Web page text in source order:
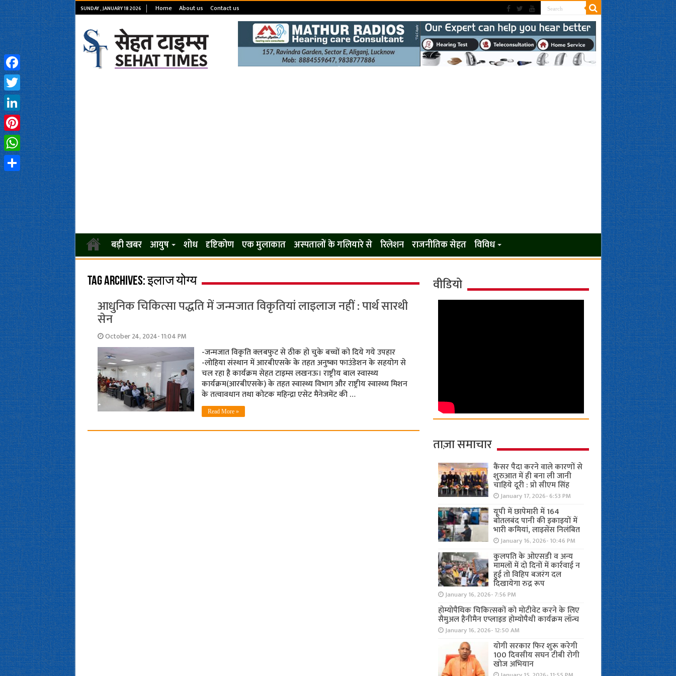
SUNDAY , JANUARY 18 2026 Home About us Contact us
बड़ी खबर आयुष शोध दृष्टिकोण एक मुलाकात अस्पतालों के गलियारे से रिलेशन राजनीतिक सेहत विविध
Tag Archives:इलाज योग्य
आधुनिक चिकित्सा पद्धति में जन्मजात विकृतियां लाइलाज नहीं : पार्थ सारथी
सेन
October 24, 2024- 11:04 PM
-जन्मजात विकृति क्लबफुट से ठीक हो चुके बच्चों को दिये गये उपहार
-लोहिया संस्थान में आरबीएसके के तहत अनुष्का फाउंडेशन के सहयोग से
चल रहा है कार्यक्रम सेहत टाइम्स लखनऊ। राष्ट्रीय बाल स्वास्थ्य
कार्यक्रम(आरबीएसके) के तहत स्वास्थ्य विभाग और राष्ट्रीय स्वास्थ्य मिशन
के तत्वावधान तथा कोटक महिन्द्रा एसेट मैनेजमेंट की …
Read More »
वीडियो
ताज़ा समाचार
कैंसर पैदा करने वाले कारणों से
शुरुआत में ही बना ली जानी
चाहिये दूरी : प्रो सीएम सिंह
January 17, 2026- 6:53 PM
यूपी में छापेमारी में 164
बोतलबंद पानी की इकाइयों में
भारी कमियां, लाइसेंस निलंबित
January 16, 2026- 10:46 PM
कुलपति के ओएसडी व अन्य
मामलों में दो दिनों में कार्रवाई न
हुई तो विहिप बजरंग दल
दिखायेगा रुद्र रूप
January 16, 2026- 7:56 PM
होम्योपैथिक चिकित्सकों को मोटीवेट करने के लिए
सैमुअल हैनीमैन एप्लाइड होम्योपैथी कार्यक्रम लॉन्च
January 16, 2026- 12:50 AM
योगी सरकार फिर शुरू करेगी
100 दिवसीय सघन टीबी रोगी
खोज अभियान
Facebook
Twitter
LinkedIn
Pinterest
WhatsApp
Share